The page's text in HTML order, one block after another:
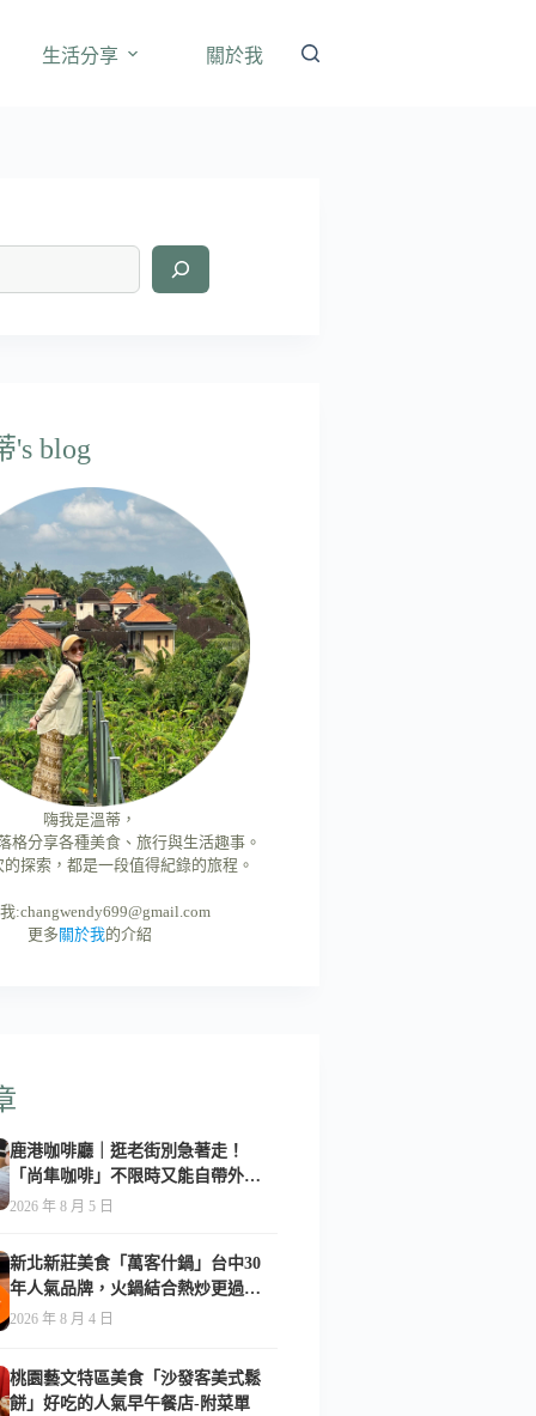
生活分享 關於我
's blog
嗨我是溫蒂，
格分享各種美食、旅行與生活趣事。
探索，都是一段值得紀錄的旅程。
:changwendy699@gmail.com
更多關於我的介紹
鹿港咖啡廳｜逛老街別急著走！
「尚隼咖啡」不限時又能自帶外
食，難怪在地人天天報到-附菜單
2026 年 8 月 5 日
新北新莊美食「萬客什鍋」台中30
年人氣品牌，火鍋結合熱炒更過
癮！-附菜單
2026 年 8 月 4 日
桃園藝文特區美食「沙發客美式鬆
餅」好吃的人氣早午餐店-附菜單